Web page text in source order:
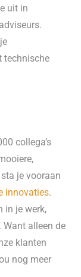
uit in
technische
collega’s
je vooraan
innovaties.
in je werk,
Want alleen de
klanten
nog meer